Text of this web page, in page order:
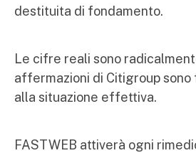
destituita di fondamento.
Le cifre reali sono
affermazioni di Citigroup
alla situazione effettiva.
FASTWEB attiverà ogni